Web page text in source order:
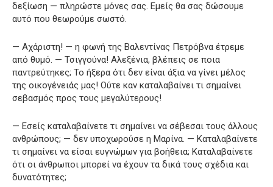
δεξίωση — πληρώστε μόνες σας. Εμείς θα σας δώσουμε
αυτό που θεωρούμε σωστό.
— Αχάριστη! — η φωνή της Βαλεντίνας Πετρόβνα έτρεμε
από θυμό. — Τσιγγούνα! Αλεξένια, βλέπεις σε ποια
παντρεύτηκες; Το ήξερα ότι δεν είναι άξια να γίνει μέλος
της οικογένειάς μας! Ούτε καν καταλαβαίνει τι σημαίνει
σεβασμός προς τους μεγαλύτερους!
— Εσείς καταλαβαίνετε τι σημαίνει να σέβεσαι τους άλλους
ανθρώπους; — δεν υποχωρούσε η Μαρίνα. — Καταλαβαίνετε
τι σημαίνει να είσαι ευγνώμων για βοήθεια; Καταλαβαίνετε
ότι οι άνθρωποι μπορεί να έχουν τα δικά τους σχέδια και
δυνατότητες;